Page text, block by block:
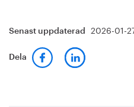
Senast uppdaterad 2026-01-
Dela